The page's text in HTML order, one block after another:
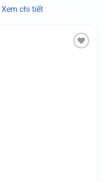
Xem chi tiết